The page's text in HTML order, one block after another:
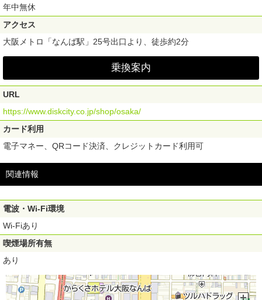
年中無休
アクセス
大阪メトロ「なんば駅」25号出口より、徒歩約2分
乗換案内
URL
https://www.diskcity.co.jp/shop/osaka/
カード利用
電子マネー、QRコード決済、クレジットカード利用可
関連情報
電波・Wi-Fi環境
Wi-Fiあり
喫煙場所有無
あり